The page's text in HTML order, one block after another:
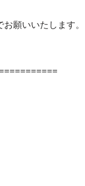
願いいたします。